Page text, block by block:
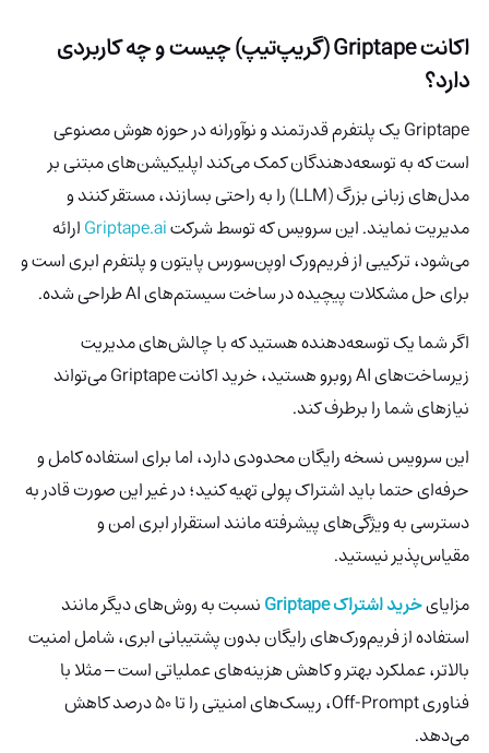
اکانت Griptape (گریپ‌تیپ) چیست و چه کاربردی
دارد؟
Griptape یک پلتفرم قدرتمند و نوآورانه در حوزه هوش مصنوعی
است که به توسعه‌دهندگان کمک می‌کند اپلیکیشن‌های مبتنی بر
مدل‌های زبانی بزرگ (LLM) را به راحتی بسازند، مستقر کنند و
مدیریت نمایند. این سرویس که توسط شرکتGriptape.aiارائه
می‌شود، ترکیبی از فریم‌ورک اوپن‌سورس پایتون و پلتفرم ابری است و
برای حل مشکلات پیچیده در ساخت سیستم‌های AI طراحی شده.
اگر شما یک توسعه‌دهنده هستید که با چالش‌های مدیریت
زیرساخت‌های AI روبرو هستید، خرید اکانت Griptape می‌تواند
نیازهای شما را برطرف کند.
این سرویس نسخه رایگان محدودی دارد، اما برای استفاده کامل و
حرفه‌ای حتما باید اشتراک پولی تهیه کنید؛ در غیر این صورت قادر به
دسترسی به ویژگی‌های پیشرفته مانند استقرار ابری امن و
مقیاس‌پذیر نیستید.
مزایایخرید اشتراک Griptape
نسبت به روش‌های دیگر مانند
استفاده از فریم‌ورک‌های رایگان بدون پشتیبانی ابری، شامل امنیت
بالاتر، عملکرد بهتر و کاهش هزینه‌های عملیاتی است – مثلا با
فناوری Off-Prompt، ریسک‌های امنیتی را تا ۵۰ درصد کاهش
می‌دهد.